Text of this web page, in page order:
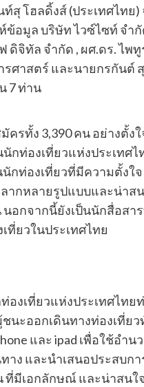
สุ โฮลดิ้งส์ (ประเทศไทย
ข้อมูล บริษัท ไวซ์ไซท์ จ
ฟ ดิจิทัล จำกัด , ผศ.ดร.
าสตร์ และนายกรกันต์
7 ท่าน
ทั้ง 3,390 คน อย่างตั้งใ
นักท่องเที่ยวแห่งประเท
นักท่องเที่ยวที่มีความตั้ง
ากหลายรูปแบบและน่าส
อกจากนี้ยังเป็นนักสื่อสา
ที่ยวในประเทศไทย
เที่ยวแห่งประเทศไทยท่
ะออกเดินทางท่องเที่ย
และ ipad เพื่อใช้อำ
าง และนำเสนอประสบก
ที่มีเอกลักษณ์ และน่าสนใ